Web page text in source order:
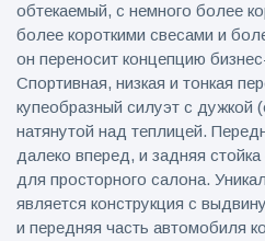
обтекаемый, с немного более
более короткими свесами и
он переносит концепцию
Спортивная, низкая и тонкая
купеобразный силуэт с дужкой
натянутой над теплицей.
далеко вперед, и задняя
для просторного салона.
является конструкция с
и передняя часть автомобиля